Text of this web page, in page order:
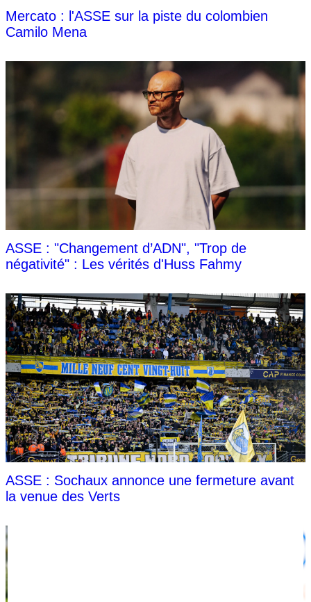
Mercato : l'ASSE sur la piste du colombien
Camilo Mena
ASSE : "Changement d’ADN", "Trop de
négativité" : Les vérités d'Huss Fahmy
ASSE : Sochaux annonce une fermeture avant
la venue des Verts